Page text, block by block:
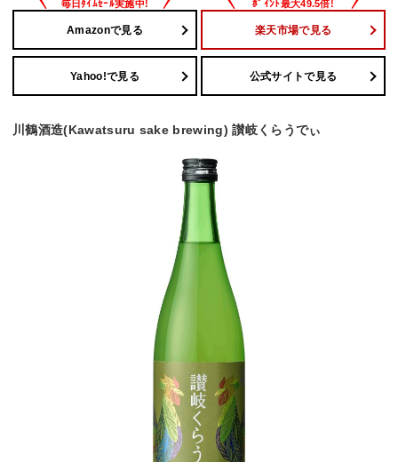
Amazonで見る 楽天市場で見る
Yahoo!で見る 公式サイトで見る
川鶴酒造(Kawatsuru sake brewing) 讃岐くらうでぃ